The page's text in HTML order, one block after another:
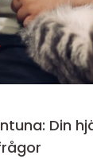
Din